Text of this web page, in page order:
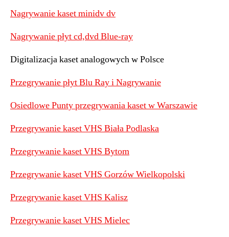
Nagrywanie kaset minidv dv
Nagrywanie płyt cd,dvd Blue-ray
Digitalizacja kaset analogowych w Polsce
Przegrywanie płyt Blu Ray i Nagrywanie
Osiedlowe Punty przegrywania kaset w Warszawie
Przegrywanie kaset VHS Biała Podlaska
Przegrywanie kaset VHS Bytom
Przegrywanie kaset VHS Gorzów Wielkopolski
Przegrywanie kaset VHS Kalisz
Przegrywanie kaset VHS Mielec